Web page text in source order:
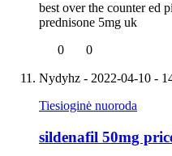
best over the counter ed
prednisone 5mg uk
0
0
Nydyhz - 2022-04-10 -
Tiesioginė nuoroda
sildenafil 50mg